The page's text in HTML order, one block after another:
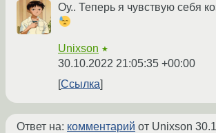
Оу.. Теперь я чувствую себя
Unixson ★
30.10.2022 21:05:35 +00:00
Ссылка
Ответ на: комментарий от Unixson